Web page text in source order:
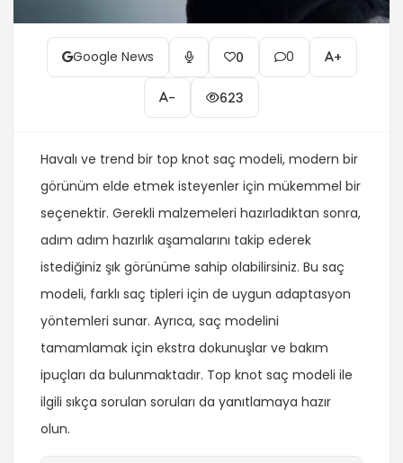
Google News 0 0 +
- 623
Havalı ve trend bir top knot saç modeli, modern bir
görünüm elde etmek isteyenler için mükemmel bir
seçenektir. Gerekli malzemeleri hazırladıktan sonra,
adım adım hazırlık aşamalarını takip ederek
istediğiniz şık görünüme sahip olabilirsiniz. Bu saç
modeli, farklı saç tipleri için de uygun adaptasyon
yöntemleri sunar. Ayrıca, saç modelini
tamamlamak için ekstra dokunuşlar ve bakım
ipuçları da bulunmaktadır. Top knot saç modeli ile
ilgili sıkça sorulan soruları da yanıtlamaya hazır
olun.